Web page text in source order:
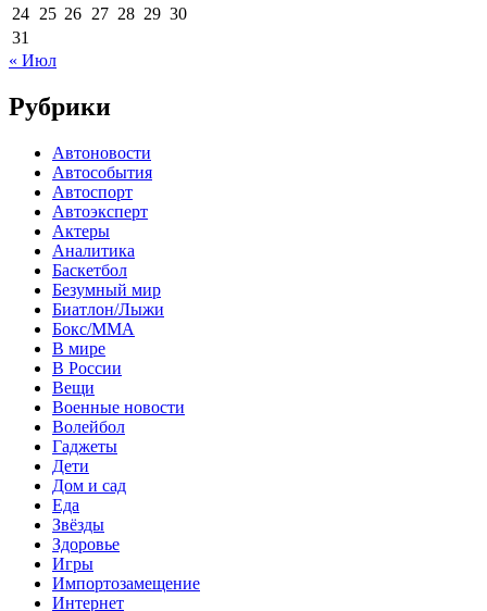
24 25 26 27 28 29 30
31
« Июл
Рубрики
Автоновости
Автособытия
Автоспорт
Автоэксперт
Актеры
Аналитика
Баскетбол
Безумный мир
Биатлон/Лыжи
Бокс/MMA
В мире
В России
Вещи
Военные новости
Волейбол
Гаджеты
Дети
Дом и сад
Еда
Звёзды
Здоровье
Игры
Импортозамещение
Интернет